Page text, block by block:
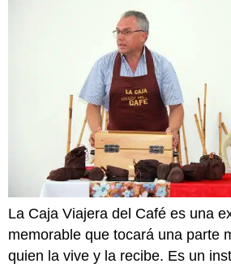
La Caja Viajera del Café es una
memorable que tocará una parte
quien la vive y la recibe. Es un